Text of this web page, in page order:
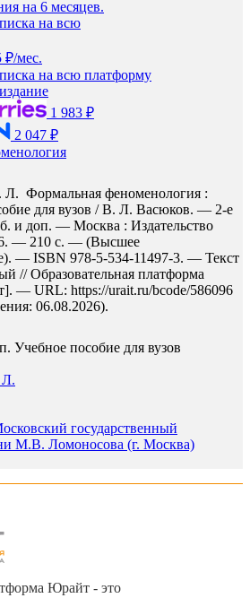
на 6 месяцев.
на всю
₽/мес.
на всю платформу
1 983 ₽
2 047 ₽
Формальная феноменология :
для вузов / В. Л. Васюков. — 2-е
и доп. — Москва : Издательство
— 210 с. — (Высшее
— ISBN 978-5-534-11497-3. — Текст
// Образовательная платформа
— URL: https://urait.ru/bcode/586096
06.08.2026).
Учебное пособие для вузов
Л.
государственный
М.В. Ломоносова (г. Москва)
Юрайт - это